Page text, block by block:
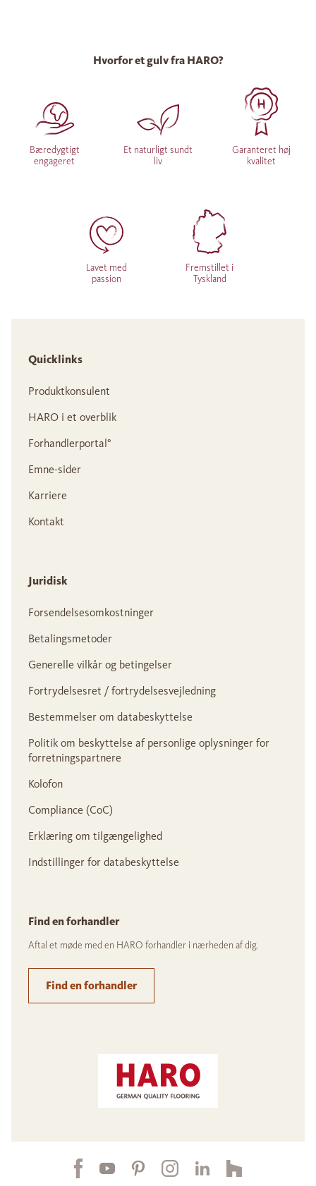
Hvorfor et gulv fra HARO?
Bæredygtigt
engageret
Et naturligt sundt
liv
Garanteret høj
kvalitet
Lavet med
passion
Fremstillet i
Tyskland
Quicklinks
Produktkonsulent
HARO i et overblik
Forhandlerportal°
Emne-sider
Karriere
Kontakt
Juridisk
Forsendelsesomkostninger
Betalingsmetoder
Generelle vilkår og betingelser
Fortrydelsesret / fortrydelsesvejledning
Bestemmelser om databeskyttelse
Politik om beskyttelse af personlige oplysninger for
forretningspartnere
Kolofon
Compliance (CoC)
Erklæring om tilgængelighed
Indstillinger for databeskyttelse
Find en forhandler
Aftal et møde med en HARO forhandler i nærheden af dig.
Find en forhandler